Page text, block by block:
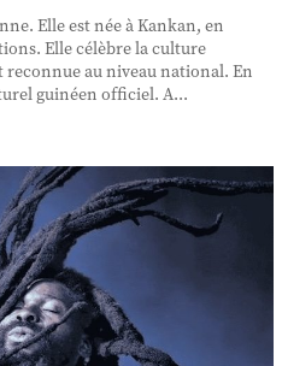
Elle est née à Kankan, en
Elle célèbre la culture
au niveau national. En
guinéen officiel. A...